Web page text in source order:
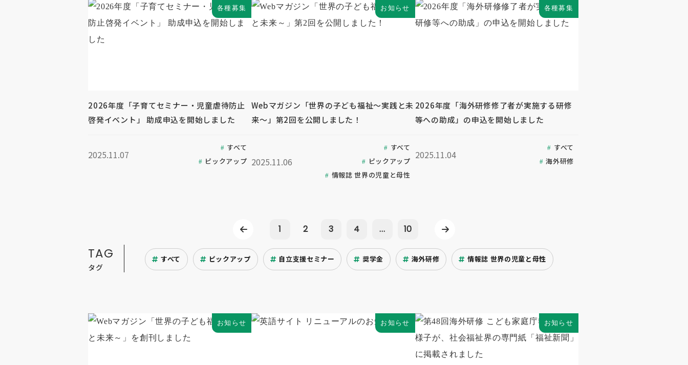
各種募集
2026年度「子育てセミナー・児童虐待防止
啓発イベント」 助成申込を開始しました
2025.11.07
すべて
ピックアップ
お知らせ
Webマガジン「世界の子ども福祉～実践と未
来～」第2回を公開しました！
2025.11.06
すべて
ピックアップ
情報誌 世界の児童と母性
各種募集
2026年度「海外研修修了者が実施する研修
等への助成」の申込を開始しました
2025.11.04
すべて
海外研修
1 2 3 4 ... 10
TAG
タグ
すべて ピックアップ 自立支援セミナー 奨学金 海外研修 情報誌 世界の児童と母性
お知らせ お知らせ お知らせ